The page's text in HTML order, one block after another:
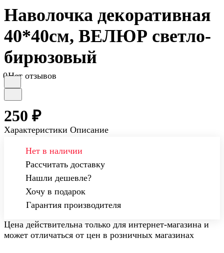
Наволочка декоративная
40*40см, ВЕЛЮР светло-
бирюзовый
0Нет отзывов
250 ₽
Характеристики Описание
Нет в наличии
Рассчитать доставку
Нашли дешевле?
Хочу в подарок
Гарантия производителя
Цена действительна только для интернет-магазина и
может отличаться от цен в розничных магазинах